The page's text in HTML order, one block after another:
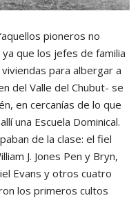
pioneros no
que los jefes de familia
para albergar a
del Valle del Chubut- se
en cercanías de lo que
una Escuela Dominical.
de la clase: el fiel
J. Jones Pen y Bryn,
Evans y otros cuatro
los primeros cultos